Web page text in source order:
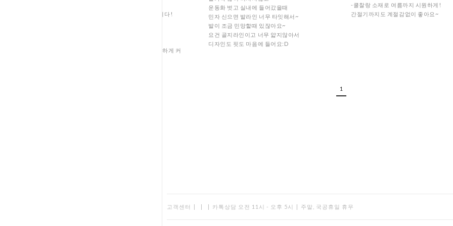
한층 더 고급스러운 우아함을 선사합니다!
A라인으로 떨어져 하체의 단점을 완벽하게 커
운동화 벗고 실내에 들어갔을때
민자 신으면 발라인 너무 타잇해서~
발이 조금 민망할때 있잖아요~
요건 골지라인이고 너무 얇지않아서
디자인도 핏도 마음에 들어요:D
-쿨찰랑 소재로 여름까지 시원하게!
간절기까지도 계절감없이 좋아요~
1
고객센터 | | | 카톡상담 오전 11시 - 오후 5시 | 주말, 국공휴일 휴무